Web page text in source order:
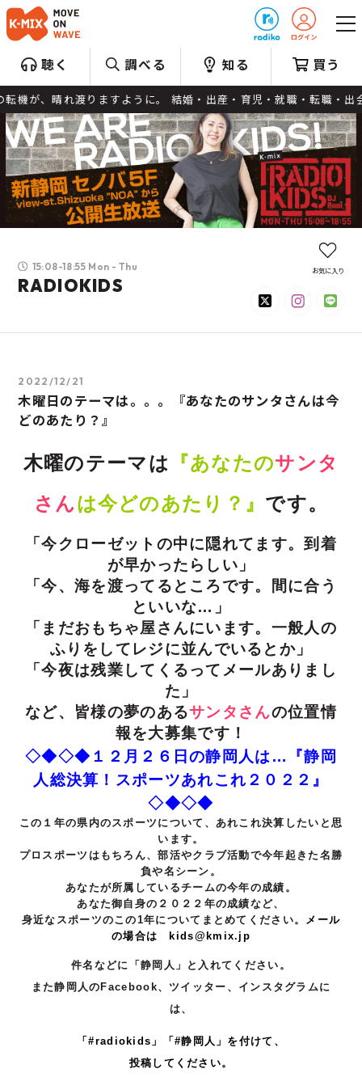
聴く 調べる 知る 買う
れ渡りますように。 結婚・出産・育児・就職・転職・出会い
15:08-18:55 Mon - Thu
RADIOKIDS
お気に入り
2022/12/21
木曜日のテーマは。。。『あなたのサンタさんは今
どのあたり？』
木曜のテーマは 『あなたのサンタ
さんは今どのあたり？』 です。
「今クローゼットの中に隠れてます。到着
が早かったらしい」
「今、海を渡ってるところです。間に合う
といいな…」
「まだおもちゃ屋さんにいます。一般人の
ふりをしてレジに並んでいるとか」
「今夜は残業してくるってメールありまし
た」
など、皆様の夢のあるサンタさんの位置情
報を大募集です！
◇◆◇◆１２月２６日の静岡人は…『静岡
人総決算！スポーツあれこれ２０２２』
◇◆◇◆
この１年の県内のスポーツについて、あれこれ決算したいと思
います。
プロスポーツはもちろん、部活やクラブ活動で今年起きた名勝
負や名シーン。
あなたが所属しているチームの今年の成績。
あなた御自身の２０２２年の成績など、
身近なスポーツのこの1年についてまとめてください。 メール
の場合は kids@kmix.jp
件名などに「静岡人」と入れてください。
また静岡人のFacebook、ツイッター、インスタグラムに
は、
「#radiokids」「#静岡人」を付けて、
投稿してください。